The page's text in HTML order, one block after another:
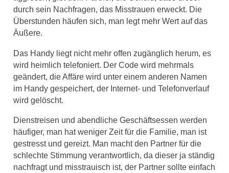
durch sein Nachfragen, das Misstrauen erweckt. Die
Überstunden häufen sich, man legt mehr Wert auf das
Äußere.
Das Handy liegt nicht mehr offen zugänglich herum, es
wird heimlich telefoniert. Der Code wird mehrmals
geändert, die Affäre wird unter einem anderen Namen
im Handy gespeichert, der Internet- und Telefonverlauf
wird gelöscht.
Dienstreisen und abendliche Geschäftsessen werden
häufiger, man hat weniger Zeit für die Familie, man ist
gestresst und gereizt. Man macht den Partner für die
schlechte Stimmung verantwortlich, da dieser ja ständig
nachfragt und misstrauisch ist, der Partner sollte einfach